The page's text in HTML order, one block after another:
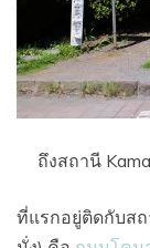
ถึงสถานี
ที่แรกอยู่ติดกับสถ